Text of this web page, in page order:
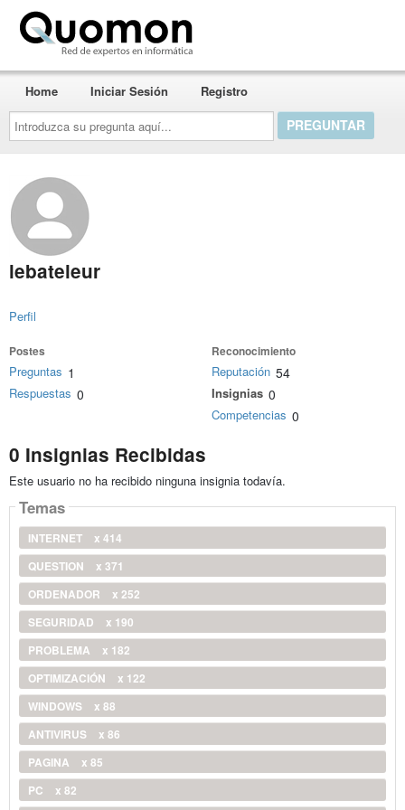
Introduzca
su
pregunta
aquí...
Home Iniciar Sesión Registro
lebateleur
Perfil
Postes
Preguntas 1
Respuestas 0
Reconocimiento
Reputación 54
Insignias 0
Competencias 0
0 Insignias Recibidas
Este usuario no ha recibido ninguna insignia todavía.
Temas
INTERNET
x 414
QUESTION
x 371
ORDENADOR
x 252
SEGURIDAD
x 190
PROBLEMA
x 182
OPTIMIZACIÓN
x 122
WINDOWS
x 88
ANTIVIRUS
x 86
PAGINA
x 85
PC
x 82